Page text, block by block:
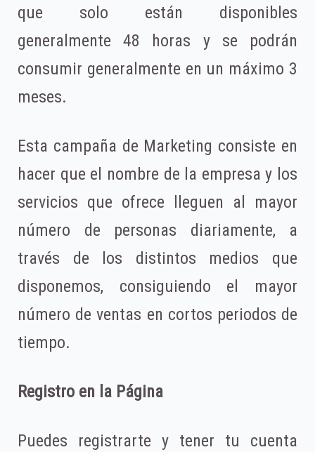
que solo están disponibles
generalmente 48 horas y se podrán
consumir generalmente en un máximo 3
meses.
Esta campaña de Marketing consiste en
hacer que el nombre de la empresa y los
servicios que ofrece lleguen al mayor
número de personas diariamente, a
través de los distintos medios que
disponemos, consiguiendo el mayor
número de ventas en cortos periodos de
tiempo.
Registro en la Página
Puedes registrarte y tener tu cuenta